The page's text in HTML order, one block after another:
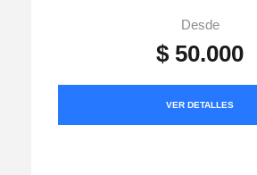
Desde
$ 50.000
VER DETALLES